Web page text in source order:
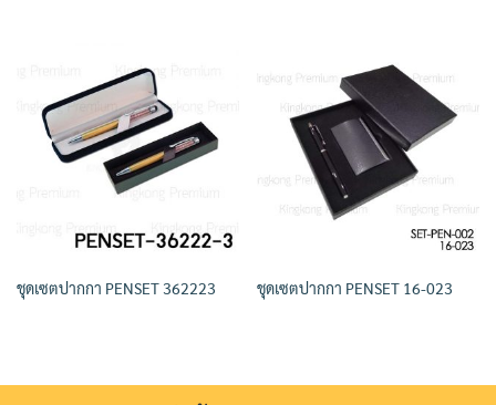
ชุดเซตปากกา PENSET 362223 ชุดเซตปากกา PENSET 16-023